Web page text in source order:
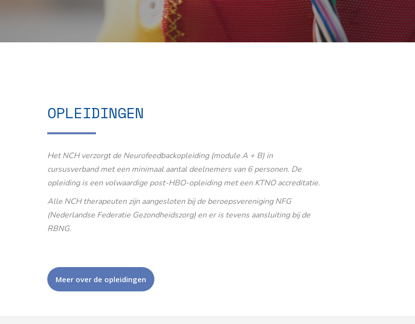
OPLEIDINGEN
Het NCH verzorgt de Neurofeedbackopleiding (module A + B) in
cursusverband met een minimaal aantal deelnemers van 6 personen. De
opleiding is een volwaardige post-HBO-opleiding met een KTNO accreditatie.
Alle NCH therapeuten zijn aangesloten bij de beroepsvereniging NFG
(Nederlandse Federatie Gezondheidszorg) en er is tevens aansluiting bij de
RBNG.
Meer over de opleidingen